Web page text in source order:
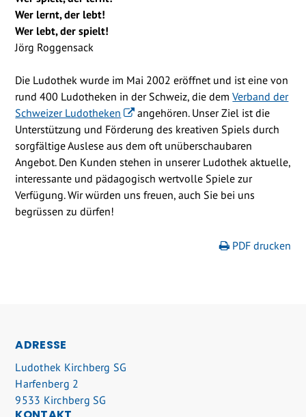
Wer lernt, der lebt!
Wer lebt, der spielt!
Jörg Roggensack
Die Ludothek wurde im Mai 2002 eröffnet und ist eine von
rund 400 Ludotheken in der Schweiz, die demVerband der
Schweizer Ludotheken
angehören. Unser Ziel ist die
Unterstützung und Förderung des kreativen Spiels durch
sorgfältige Auslese aus dem oft unüberschaubaren
Angebot. Den Kunden stehen in unserer Ludothek aktuelle,
interessante und pädagogisch wertvolle Spiele zur
Verfügung. Wir würden uns freuen, auch Sie bei uns
begrüssen zu dürfen!
PDF drucken
ADRESSE
Ludothek Kirchberg SG
Harfenberg 2
9533 Kirchberg SG